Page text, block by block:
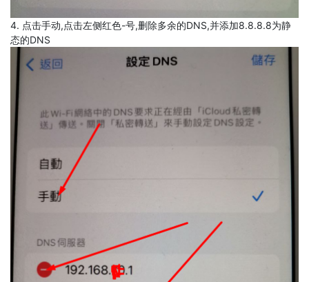
4. 点击手动,点击左侧红色-号,删除多余的DNS,并添加8.8.8.8为静
态的DNS